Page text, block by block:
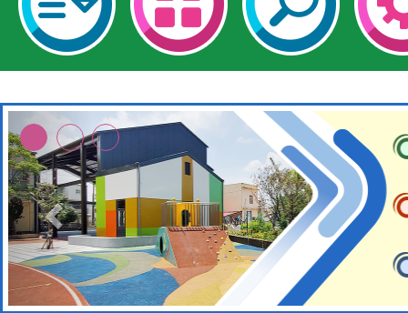
本校115學年度第2次
招甄選結果公告(無人
適應運動共學行動站研